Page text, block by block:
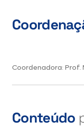
Coordenadora: Prof.
Conteúdo